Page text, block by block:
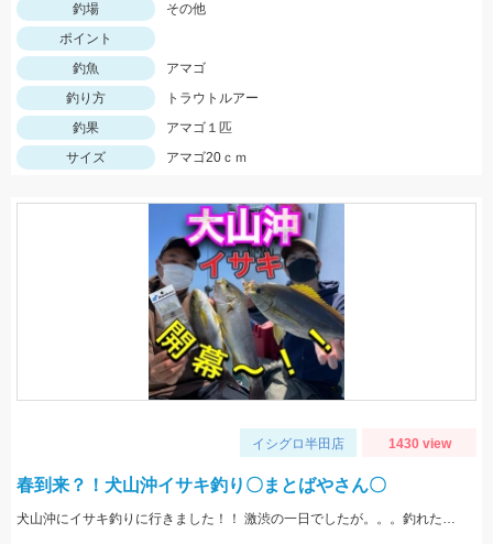
釣場
その他
ポイント
釣魚
アマゴ
釣り方
トラウトルアー
釣果
アマゴ１匹
サイズ
アマゴ20ｃｍ
イシグロ半田店 1430 view
春到来？！犬山沖イサキ釣り〇まとばやさん〇
犬山沖にイサキ釣りに行きました！！ 激渋の一日でしたが。。。釣れた良型イサキは脂ノリノリでとても美味しかったです！！！